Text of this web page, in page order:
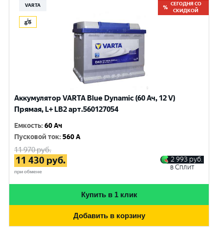
VARTA
СЕГОДНЯ СО
СКИДКОЙ
Аккумулятор VARTA Blue Dynamic (60 Ач, 12 V)
Прямая, L+ LB2 арт.560127054
Емкость:60 Ач
Пусковой ток:560 A
11 970руб.
11 430 руб.
при обмене
2 993 руб.
в Сплит
Купить в 1 клик
Добавить в корзину